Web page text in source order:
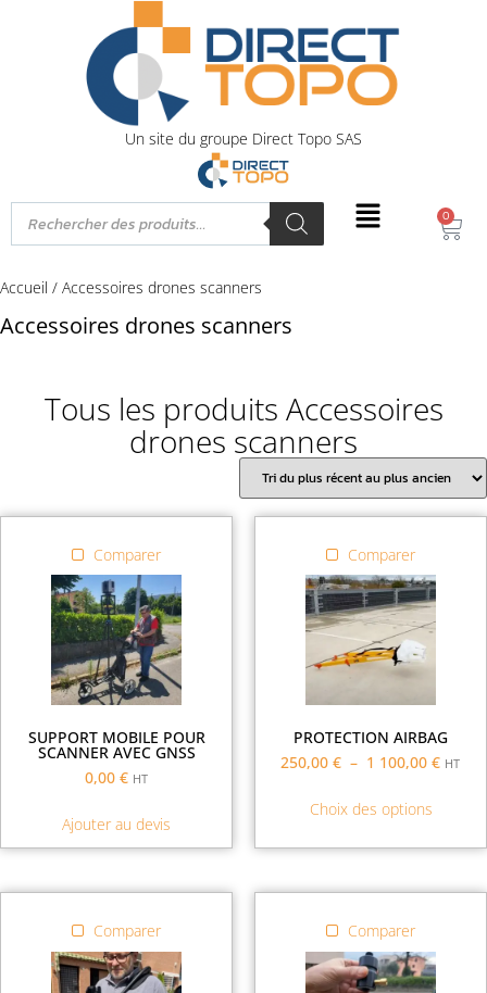
Un site du groupe Direct Topo SAS
0
Accueil / Accessoires drones scanners
Accessoires drones scanners
Tous les produits Accessoires
drones scanners
Comparer
SUPPORT MOBILE POUR
SCANNER AVEC GNSS
0,00 € HT
Ajouter au devis
Comparer
PROTECTION AIRBAG
250,00€ – 1 100,00€ HT
Choix des options
Comparer Comparer